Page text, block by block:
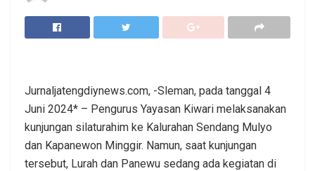
Jurnaljatengdiynews.com, -Sleman, pada tanggal 4
Juni 2024* – Pengurus Yayasan Kiwari melaksanakan
kunjungan silaturahim ke Kalurahan Sendang Mulyo
dan Kapanewon Minggir. Namun, saat kunjungan
tersebut, Lurah dan Panewu sedang ada kegiatan di